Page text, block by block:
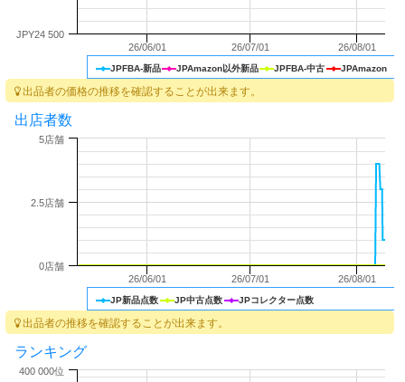
JPFBA-新品 JPAmazon以外新品 JPFBA-中古 JPAmazon
26/06/01 26/07/01 26/08/01
JPY24 500
出品者の価格の推移を確認することが出来ます。
出店者数
JP新品点数 JP中古点数 JPコレクター点数
26/06/01 26/07/01 26/08/01
0店舗
2.5店舗
5店舗
出品者の推移を確認することが出来ます。
ランキング
400 000位